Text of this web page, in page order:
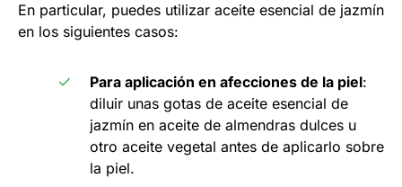
En particular, puedes utilizar aceite esencial de jazmín
en los siguientes casos:
Para aplicación en afecciones de la piel:
diluir unas gotas de aceite esencial de
jazmín en aceite de almendras dulces u
otro aceite vegetal antes de aplicarlo sobre
la piel.